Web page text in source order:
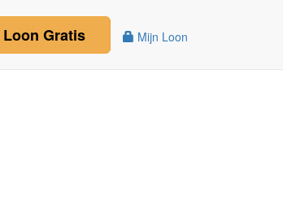
Mijn Loon
Loon Gratis